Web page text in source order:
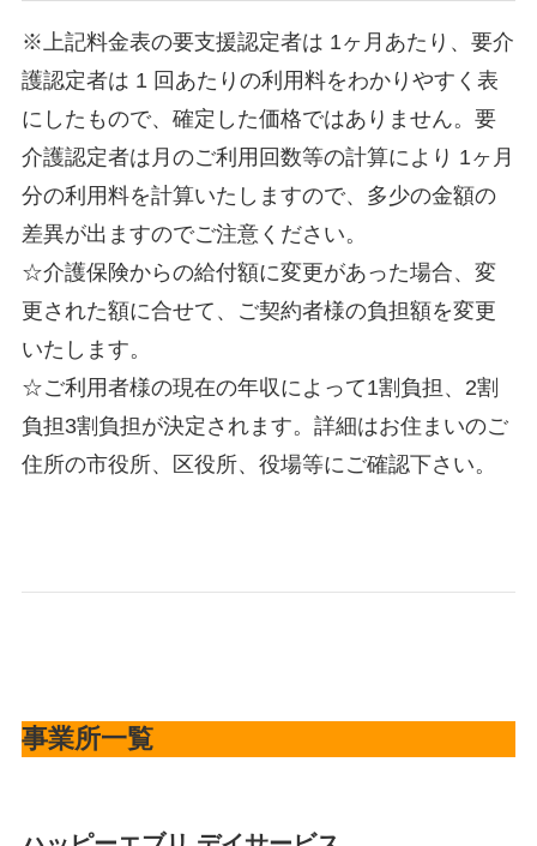
※上記料金表の要支援認定者は 1ヶ月あたり、要介
護認定者は 1 回あたりの利用料をわかりやすく表
にしたもので、確定した価格ではありません。要
介護認定者は月のご利用回数等の計算により 1ヶ月
分の利用料を計算いたしますので、多少の金額の
差異が出ますのでご注意ください。
☆介護保険からの給付額に変更があった場合、変
更された額に合せて、ご契約者様の負担額を変更
いたします。
☆ご利用者様の現在の年収によって1割負担、2割
負担3割負担が決定されます。詳細はお住まいのご
住所の市役所、区役所、役場等にご確認下さい。
事業所一覧